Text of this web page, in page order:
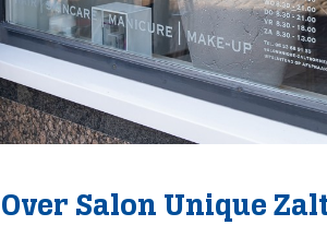
Over Salon Unique